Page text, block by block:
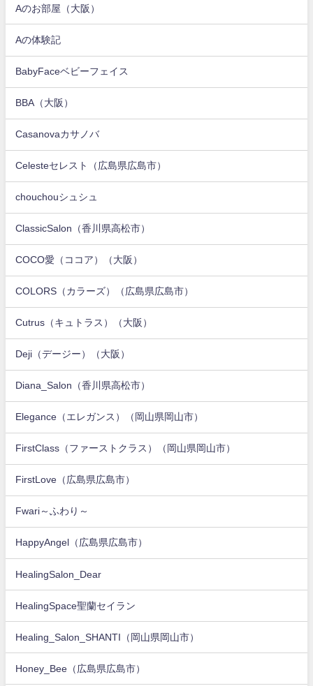
Aのお部屋（大阪）
Aの体験記
BabyFaceベビーフェイス
BBA（大阪）
Casanovaカサノバ
Celesteセレスト（広島県広島市）
chouchouシュシュ
ClassicSalon（香川県高松市）
COCO愛（ココア）（大阪）
COLORS（カラーズ）（広島県広島市）
Cutrus（キュトラス）（大阪）
Deji（デージー）（大阪）
Diana_Salon（香川県高松市）
Elegance（エレガンス）（岡山県岡山市）
FirstClass（ファーストクラス）（岡山県岡山市）
FirstLove（広島県広島市）
Fwari～ふわり～
HappyAngel（広島県広島市）
HealingSalon_Dear
HealingSpace聖蘭セイラン
Healing_Salon_SHANTI（岡山県岡山市）
Honey_Bee（広島県広島市）